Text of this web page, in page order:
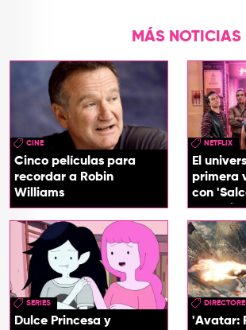
MÁS NOTICIAS
CINE
Cinco películas para
recordar a Robin
Williams
NETFLIX
El
primera
con
SERIES
Dulce Princesa y
'Avatar: